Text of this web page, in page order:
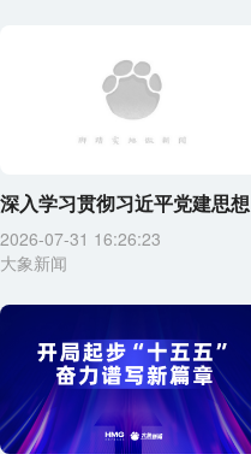
深入学习贯彻习近平党建思想
2026-07-31 16:26:23
大象新闻